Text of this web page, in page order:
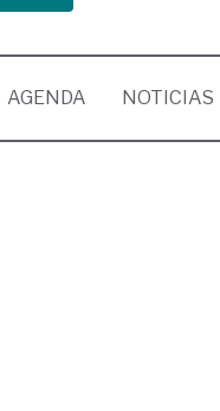
AGENDA NOTICIAS